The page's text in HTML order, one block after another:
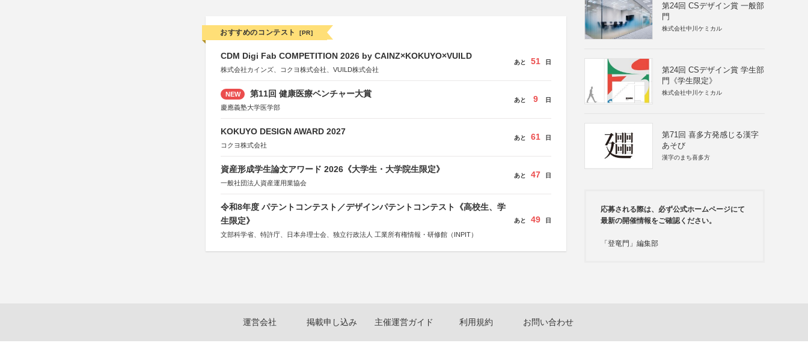
おすすめのコンテスト [PR]
CDM Digi Fab COMPETITION 2026 by CAINZ×KOKUYO×VUILD
株式会社カインズ、コクヨ株式会社、VUILD株式会社
あと 51 日
NEW 第11回 健康医療ベンチャー大賞
慶應義塾大学医学部
あと 9 日
KOKUYO DESIGN AWARD 2027
コクヨ株式会社
あと 61 日
資産形成学生論文アワード 2026《大学生・大学院生限定》
一般社団法人資産運用業協会
あと 47 日
令和8年度 パテントコンテスト／デザインパテントコンテスト《高校生、学
生限定》
文部科学省、特許庁、日本弁理士会、独立行政法人 工業所有権情報・研修館（INPIT）
あと 49 日
第24回 CSデザイン賞 一般部
門
株式会社中川ケミカル
第24回 CSデザイン賞 学生部
門《学生限定》
株式会社中川ケミカル
第71回 喜多方発感じる漢字
あそび
漢字のまち喜多方
応募される際は、必ず公式ホームページにて
最新の開催情報をご確認ください。
「登竜門」編集部
運営会社 掲載申し込み 主催運営ガイド 利用規約 お問い合わせ